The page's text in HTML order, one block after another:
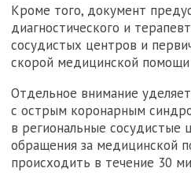
Кроме того, документ
диагностического и
сосудистых центров и
скорой медицинской
Отдельное внимание
с острым коронарным
в региональные сосудистые
обращения за медицинской
происходить в течение 30